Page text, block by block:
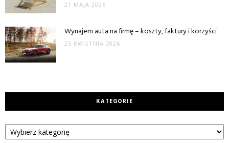
21 MAJA 2026
Wynajem auta na firmę – koszty, faktury i korzyści
25 KWIETNIA 2026
KATEGORIE
Kategorie